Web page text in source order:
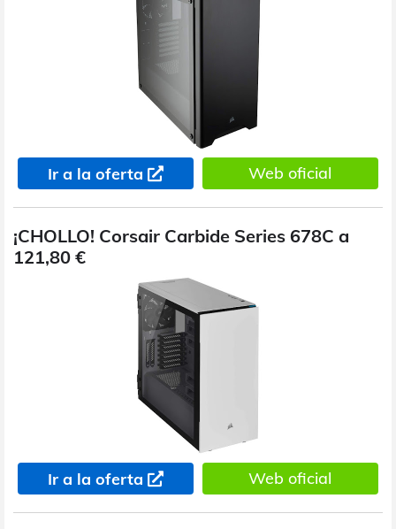
Ir a la oferta Web oficial
¡CHOLLO! Corsair Carbide Series 678C a
121,80 €
Ir a la oferta Web oficial